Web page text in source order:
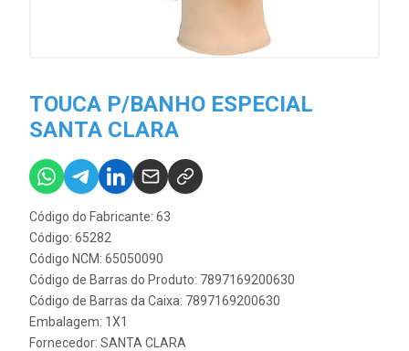
TOUCA P/BANHO ESPECIAL
SANTA CLARA
Código do Fabricante: 63
Código: 65282
Código NCM: 65050090
Código de Barras do Produto: 7897169200630
Código de Barras da Caixa: 7897169200630
Embalagem: 1X1
Fornecedor: SANTA CLARA